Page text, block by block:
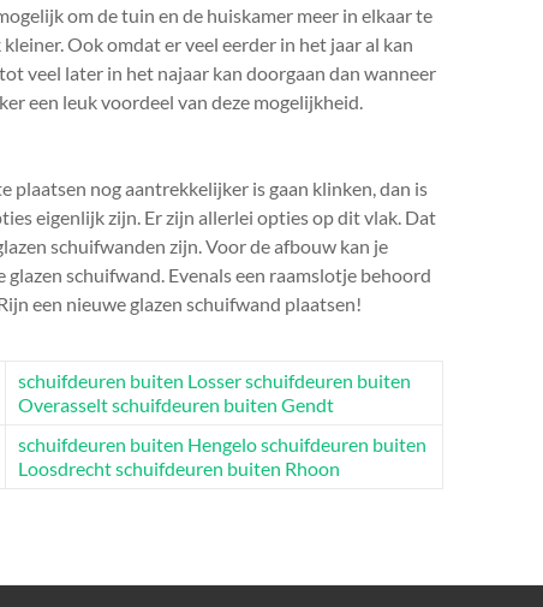
om de tuin en de huiskamer meer in elkaar te
Ook omdat er veel eerder in het jaar al kan
veel later in het najaar kan doorgaan dan wanneer
een leuk voordeel van deze mogelijkheid.
plaatsen nog aantrekkelijker is gaan klinken, dan is
eigenlijk zijn. Er zijn allerlei opties op dit vlak. Dat
schuifwanden zijn. Voor de afbouw kan je
schuifwand. Evenals een raamslotje behoord
een nieuwe glazen schuifwand plaatsen!
schuifdeuren buiten Losserschuifdeuren buiten
Overasseltschuifdeuren buiten Gendt
schuifdeuren buiten Hengeloschuifdeuren buiten
Loosdrechtschuifdeuren buiten Rhoon